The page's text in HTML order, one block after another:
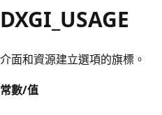
DXGI_USAGE
介面和資源建立選項的旗標。
常數/值